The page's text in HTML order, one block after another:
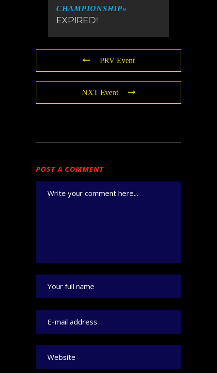
CHAMPIONSHIP»
EXPIRED!
PRV Event
NXT Event
POST A COMMENT